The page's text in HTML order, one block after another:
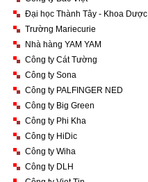
Đại học Thành Tây - Khoa Dược
Trường Mariecurie
Nhà hàng YAM YAM
Công ty Cát Tường
Công ty Sona
Công ty PALFINGER NED
Công ty Big Green
Công ty Phi Kha
Công ty HiDic
Công ty Wiha
Công ty DLH